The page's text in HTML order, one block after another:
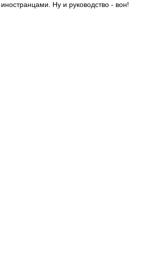
иностранцами. Ну и руководство - вон!